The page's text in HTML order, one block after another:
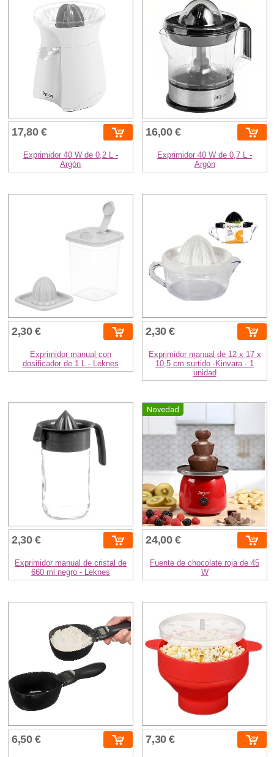
17,80 €
Exprimidor 40 W de 0,2 L -
Argón
16,00 €
Exprimidor 40 W de 0,7 L -
Argón
2,30 €
Exprimidor manual con
dosificador de 1 L - Leknes
2,30 €
Exprimidor manual de 12 x 17 x
10,5 cm surtido -Kinvara - 1
unidad
2,30 €
Exprimidor manual de cristal de
660 ml negro - Leknes
Novedad
24,00 €
Fuente de chocolate roja de 45
W
6,50 € 7,30 €